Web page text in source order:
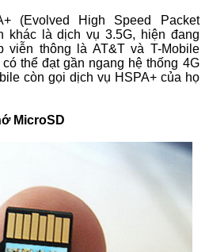
(Evolved High Speed Packet
khác là dịch vụ 3.5G, hiện đang
thông là AT&T và T-Mobile
thể đạt gần ngang hệ thống 4G
còn gọi dịch vụ HSPA+ của họ
MicroSD